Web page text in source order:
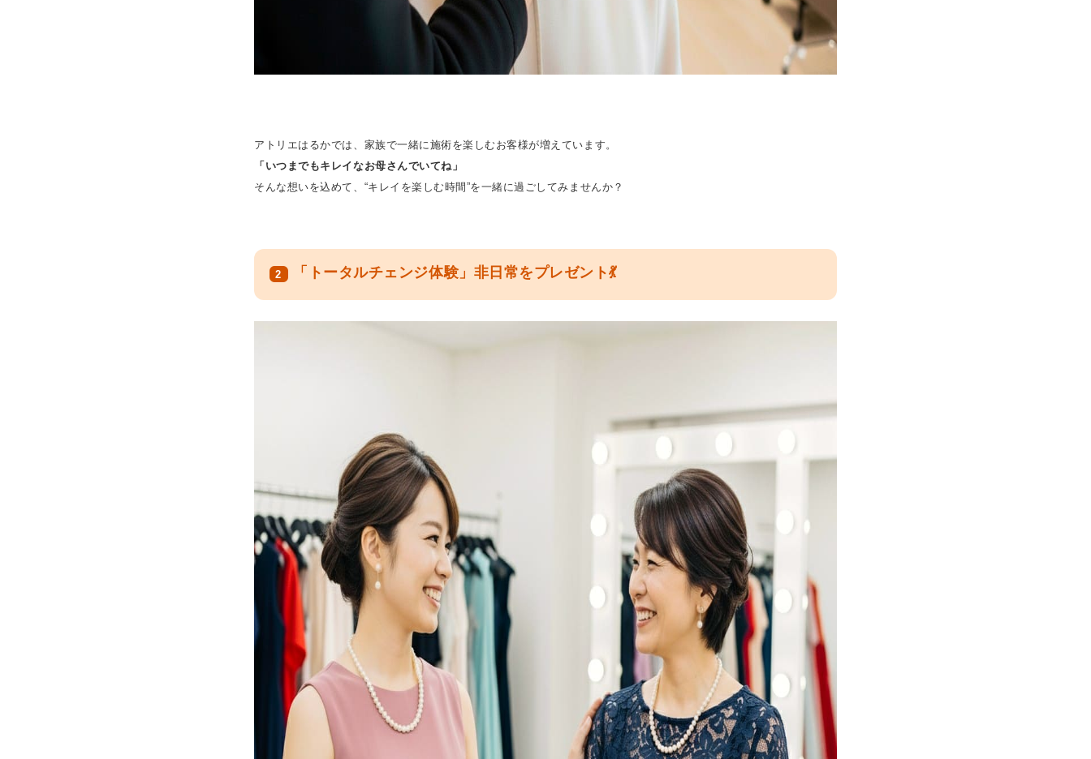
アトリエはるかでは、家族で一緒に施術を楽しむお客様が増えています。
「いつまでもキレイなお母さんでいてね」
そんな想いを込めて、“キレイを楽しむ時間”を一緒に過ごしてみませんか？
2 「トータルチェンジ体験」非日常をプレゼント💃